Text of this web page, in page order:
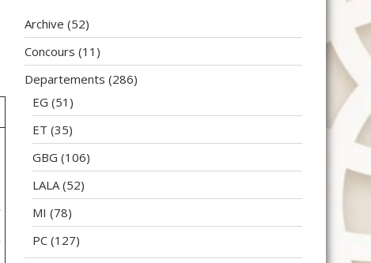
Archive (52)
Concours (11)
Departements (286)
EG (51)
ET (35)
GBG (106)
LALA(52)
MI (78)
PC (127)